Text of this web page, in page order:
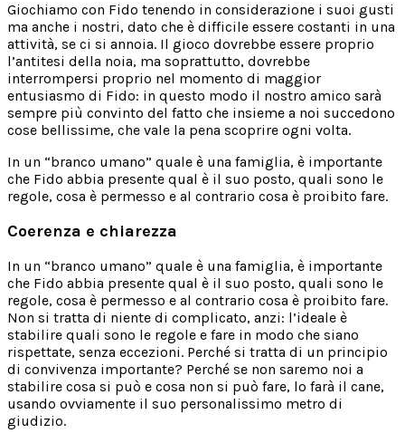
Giochiamo con Fido tenendo in considerazione i suoi gusti
ma anche i nostri, dato che è difficile essere costanti in una
attività, se ci si annoia. Il gioco dovrebbe essere proprio
l’antitesi della noia, ma soprattutto, dovrebbe
interrompersi proprio nel momento di maggior
entusiasmo di Fido: in questo modo il nostro amico sarà
sempre più convinto del fatto che insieme a noi succedono
cose bellissime, che vale la pena scoprire ogni volta.
In un “branco umano” quale è una famiglia, è importante
che Fido abbia presente qual è il suo posto, quali sono le
regole, cosa è permesso e al contrario cosa è proibito fare.
Coerenza e chiarezza
In un “branco umano” quale è una famiglia, è importante
che Fido abbia presente qual è il suo posto, quali sono le
regole, cosa è permesso e al contrario cosa è proibito fare.
Non si tratta di niente di complicato, anzi: l’ideale è
stabilire quali sono le regole e fare in modo che siano
rispettate, senza eccezioni. Perché si tratta di un principio
di convivenza importante? Perché se non saremo noi a
stabilire cosa si può e cosa non si può fare, lo farà il cane,
usando ovviamente il suo personalissimo metro di
giudizio.